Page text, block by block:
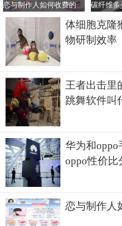
3、带来的负面影响就是
那么会最先让哪一步分人
①、大货车司机首当其冲
之间的物流货车等等，这
而且自动驾驶会提高相应
这个行业司机的淘汰。
②、城市公交车司机。大
是固定的，未来设计好公
公交车司机就可以完全的
③、出租车司机。目前滴
力成本，一旦这块成本没
恋与制作人如何收费的？不花钱可以玩吗？
体细胞克隆
物研制效率
王者出击里
跳舞软件叫
华为和
oppo性价比
恋与制作人